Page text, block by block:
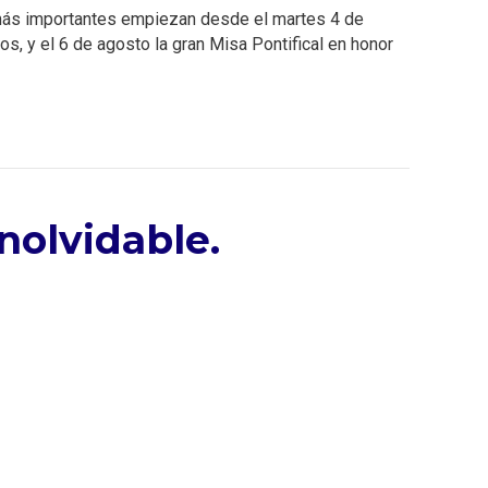
importantes empiezan desde el martes 4 de
y el 6 de agosto la gran Misa Pontifical en honor